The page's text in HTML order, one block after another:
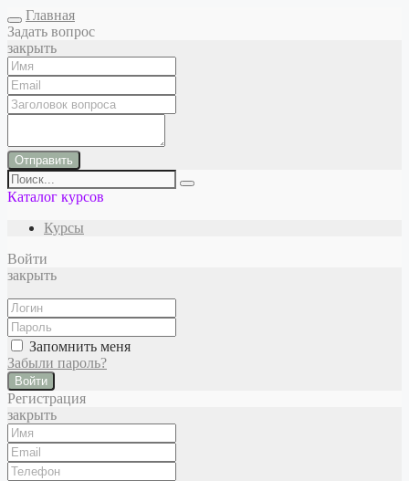
Главная
Задать вопрос
закрыть
Отправить
Каталог курсов
Курсы
Войти
закрыть
Запомнить меня
Забыли пароль?
Войти
Регистрация
закрыть